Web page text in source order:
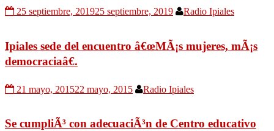
25 septiembre, 201925 septiembre, 2019 Radio Ipiales
Ipiales sede del encuentro â€œMÃ¡s mujeres, mÃ¡s
democraciaâ€.
21 mayo, 201522 mayo, 2015 Radio Ipiales
Se cumpliÃ³ con adecuaciÃ³n de Centro educativo